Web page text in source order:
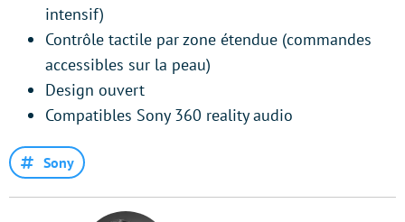
intensif)
Contrôle tactile par zone étendue (commandes
accessibles sur la peau)
Design ouvert
Compatibles Sony 360 reality audio
Sony